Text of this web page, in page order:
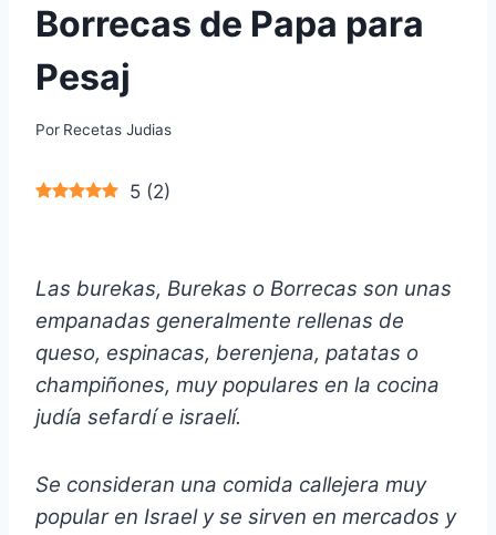
Borrecas de Papa para
Pesaj
Por Recetas Judias
5 (2)
Las burekas, Burekas o Borrecas son unas
empanadas generalmente rellenas de
queso, espinacas, berenjena, patatas o
champiñones, muy populares en la cocina
judía sefardí e israelí.
Se consideran una comida callejera muy
popular en Israel y se sirven en mercados y